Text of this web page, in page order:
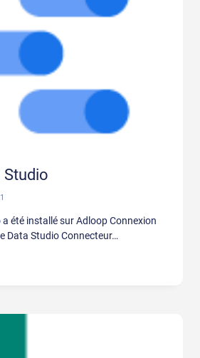
Studio
été installé sur Adloop Connexion
Data Studio Connecteur…